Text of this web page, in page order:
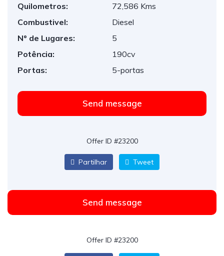
Quilometros:
72,586 Kms
Combustivel:
Diesel
Nº de Lugares:
5
Potência:
190cv
Portas:
5-portas
Send message
Offer ID #23200
Partilhar Tweet
Send message
Offer ID #23200